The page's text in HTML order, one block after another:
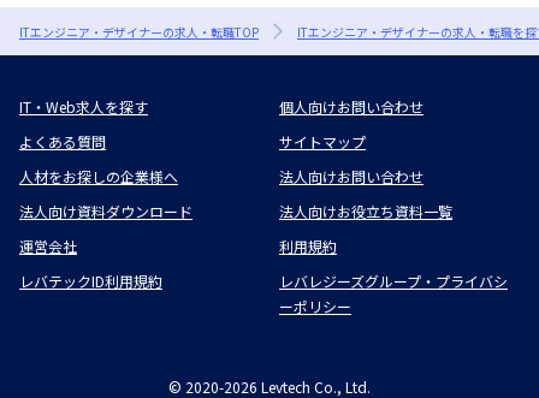
ITエンジニア・デザイナーの求人・転職TOP ITエンジニア・デザイナーの求人・転職を
IT・Web求人を探す
個人向けお問い合わせ
よくある質問
サイトマップ
人材をお探しの企業様へ
法人向けお問い合わせ
法人向け資料ダウンロード
法人向けお役立ち資料一覧
運営会社
利用規約
レバテックID利用規約
レバレジーズグループ・プライバシ
ーポリシー
© 2020-2026 Levtech Co., Ltd.